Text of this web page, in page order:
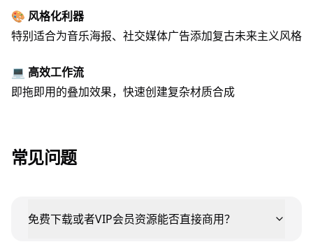
🎨 风格化利器
特别适合为音乐海报、社交媒体广告添加复古未来主义风格
💻 高效工作流
即拖即用的叠加效果，快速创建复杂材质合成
常见问题
免费下载或者VIP会员资源能否直接商用？